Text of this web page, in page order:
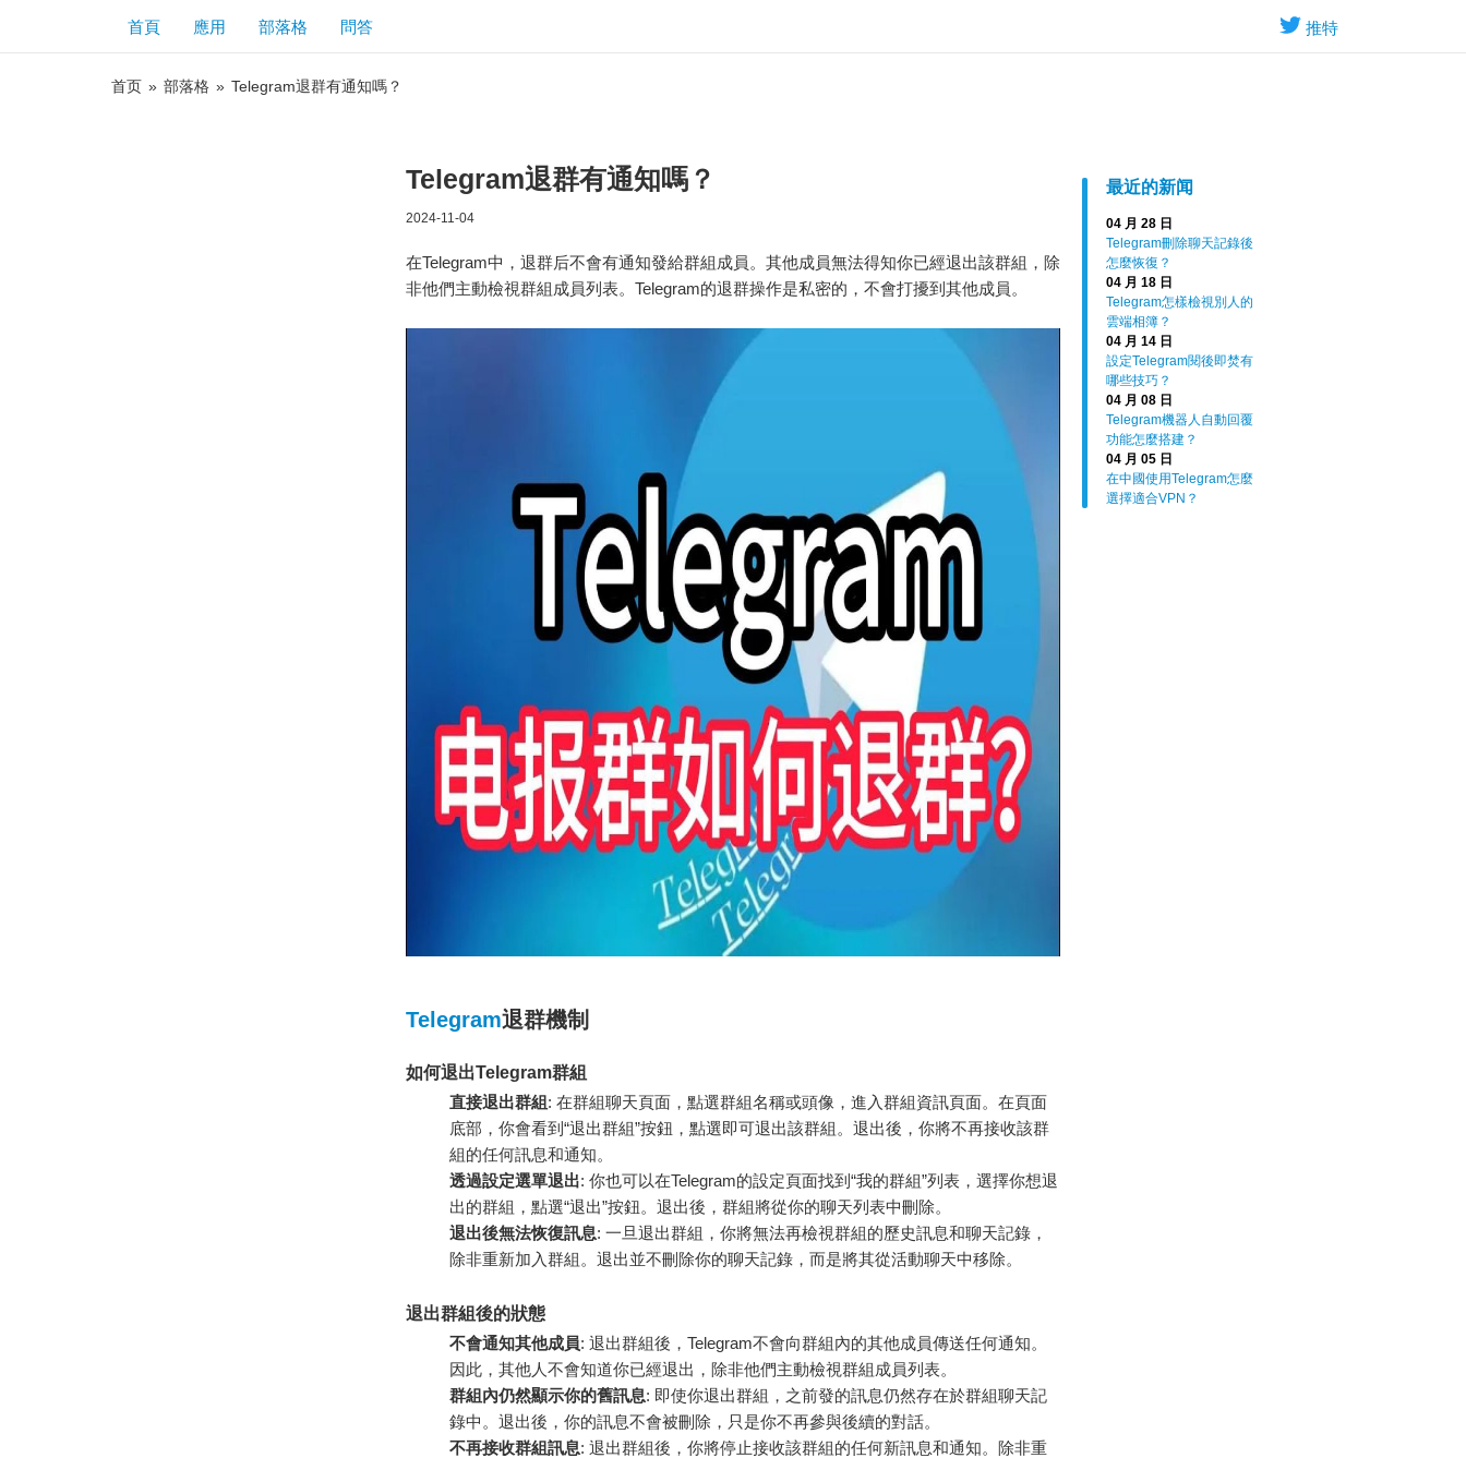
推特
首頁 應用 部落格 問答
首页 » 部落格 » Telegram退群有通知嗎？
最近的新闻
04 月 28 日
Telegram刪除聊天記錄後
怎麼恢復？
04 月 18 日
Telegram怎樣檢視別人的
雲端相簿？
04 月 14 日
設定Telegram閱後即焚有
哪些技巧？
04 月 08 日
Telegram機器人自動回覆
功能怎麼搭建？
04 月 05 日
在中國使用Telegram怎麼
選擇適合VPN？
Telegram退群有通知嗎？
2024-11-04
在Telegram中，退群后不會有通知發給群組成員。其他成員無法得知你已經退出該群組，除
非他們主動檢視群組成員列表。Telegram的退群操作是私密的，不會打擾到其他成員。
Telegram退群機制
如何退出Telegram群組
直接退出群組: 在群組聊天頁面，點選群組名稱或頭像，進入群組資訊頁面。在頁面
底部，你會看到“退出群組”按鈕，點選即可退出該群組。退出後，你將不再接收該群
組的任何訊息和通知。
透過設定選單退出: 你也可以在Telegram的設定頁面找到“我的群組”列表，選擇你想退
出的群組，點選“退出”按鈕。退出後，群組將從你的聊天列表中刪除。
退出後無法恢復訊息: 一旦退出群組，你將無法再檢視群組的歷史訊息和聊天記錄，
除非重新加入群組。退出並不刪除你的聊天記錄，而是將其從活動聊天中移除。
退出群組後的狀態
不會通知其他成員: 退出群組後，Telegram不會向群組內的其他成員傳送任何通知。
因此，其他人不會知道你已經退出，除非他們主動檢視群組成員列表。
群組內仍然顯示你的舊訊息: 即使你退出群組，之前發的訊息仍然存在於群組聊天記
錄中。退出後，你的訊息不會被刪除，只是你不再參與後續的對話。
不再接收群組訊息: 退出群組後，你將停止接收該群組的任何新訊息和通知。除非重